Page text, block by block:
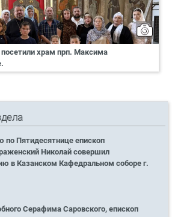
храм прп. Максима
по Пятидесятнице епископ
Николай совершил
в Казанском Кафедральном соборе г.
Серафима Саровского, епископ